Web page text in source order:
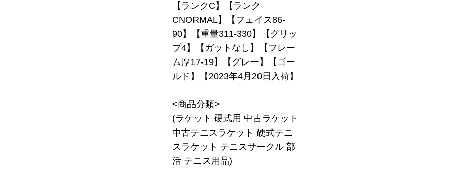
【ランクC】【ランク
CNORMAL】【フェイス86-
90】【重量311-330】【グリッ
プ4】【ガットなし】【フレー
ム厚17-19】【グレー】【ゴー
ルド】【2023年4月20日入荷】
<商品分類>
(ラケット 硬式用 中古ラケット
中古テニスラケット 硬式テニ
スラケット テニスサークル 部
活 テニス用品)